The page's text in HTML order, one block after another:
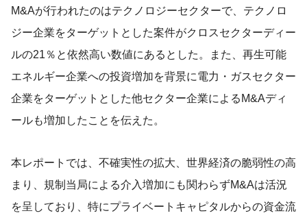
M&Aが行われたのはテクノロジーセクターで、テクノロ
ジー企業をターゲットとした案件がクロスセクターディー
ルの21％と依然高い数値にあるとした。また、再生可能
エネルギー企業への投資増加を背景に電力・ガスセクター
企業をターゲットとした他セクター企業によるM&Aディ
ールも増加したことを伝えた。
本レポートでは、不確実性の拡大、世界経済の脆弱性の高
まり、規制当局による介入増加にも関わらずM&Aは活況
を呈しており、特にプライベートキャピタルからの資金流